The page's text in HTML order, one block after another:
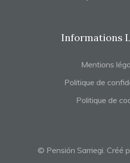
Informations
Mentions
Politique de
Politique de
© Pensión Sarriegi. Créé